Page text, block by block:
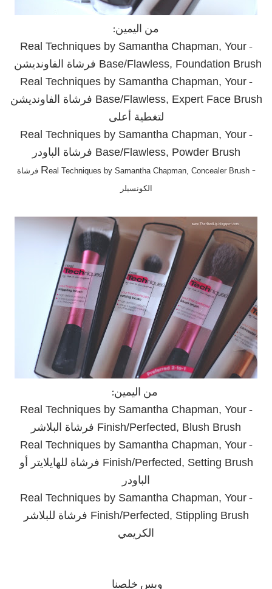
من اليمين:
-
Real Techniques by Samantha Chapman, Your
Base/Flawless, Foundation Brush فرشاة الفاونديشن
-
Real Techniques by Samantha Chapman, Your
Base/Flawless, Expert Face Brush فرشاة الفاونديشن
لتغطية أعلى
-
Real Techniques by Samantha Chapman, Your
Base/Flawless, Powder Brush فرشاة الباودر
-
R eal Techniques by Samantha Chapman, Concealer Brush فرشاة
الكونسيلر
من اليمين:
-
Real Techniques by Samantha Chapman, Your
Finish/Perfected, Blush Brush فرشاة البلاشر
-
Real Techniques by Samantha Chapman, Your
Finish/Perfected, Setting Brush فرشاة للهايلايتر أو
الباودر
-
Real Techniques by Samantha Chapman, Your
Finish/Perfected, Stippling Brush فرشاة للبلاشر
الكريمي
وبس خلصنا